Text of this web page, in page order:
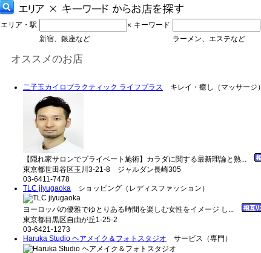
エリア・駅 × キーワード
新宿、銀座など
ラーメン、エステなど
オススメのお店
二子玉カイロプラクティック ライフプラス キレイ・癒し（マッサージ）
【隠れ家サロンでプライベート施術】カラダに関する最新理論と熟...
東京都世田谷区玉川3-21-8 ジャルダン長崎305
03-6411-7478
TLC jiyugaoka ショッピング（レディスファッション）
ヨーロッパの優雅でゆとりある時間を楽しむ女性をイメージ し...
東京都目黒区自由が丘1-25-2
03-6421-1273
Haruka Studio ヘアメイク＆フォトスタジオ サービス（専門）